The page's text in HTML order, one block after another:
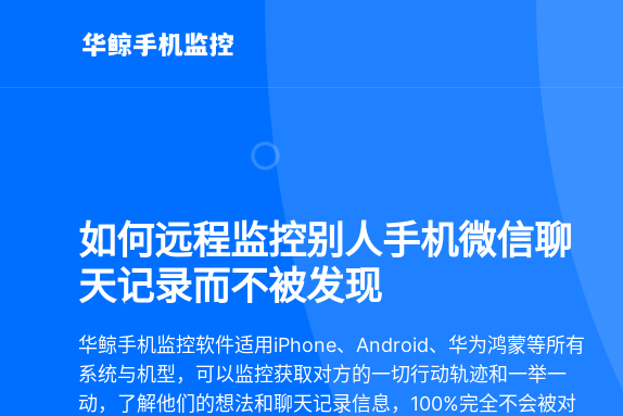
如何远程监控别人手机微信聊
天记录而不被发现
华鲸手机监控软件适用iPhone、Android、华为鸿蒙等所有
系统与机型，可以监控获取对方的一切行动轨迹和一举一
动，了解他们的想法和聊天记录信息，100%完全不会被对